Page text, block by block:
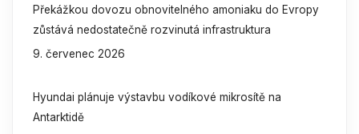
Překážkou dovozu obnovitelného amoniaku do Evropy
zůstává nedostatečně rozvinutá infrastruktura
9. červenec 2026
Hyundai plánuje výstavbu vodíkové mikrosítě na
Antarktidě